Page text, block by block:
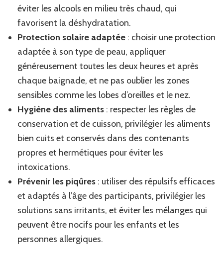
éviter les alcools en milieu très chaud, qui
favorisent la déshydratation.
Protection solaire adaptée : choisir une protection
adaptée à son type de peau, appliquer
généreusement toutes les deux heures et après
chaque baignade, et ne pas oublier les zones
sensibles comme les lobes d’oreilles et le nez.
Hygiène des aliments : respecter les règles de
conservation et de cuisson, privilégier les aliments
bien cuits et conservés dans des contenants
propres et hermétiques pour éviter les
intoxications.
Prévenir les piqûres : utiliser des répulsifs efficaces
et adaptés à l’âge des participants, privilégier les
solutions sans irritants, et éviter les mélanges qui
peuvent être nocifs pour les enfants et les
personnes allergiques.